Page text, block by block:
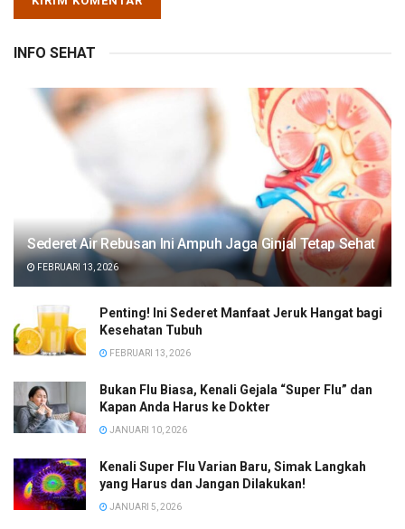
INFO SEHAT
Sederet Air Rebusan Ini Ampuh Jaga Ginjal Tetap Sehat
FEBRUARI 13, 2026
Penting! Ini Sederet Manfaat Jeruk Hangat bagi
Kesehatan Tubuh
FEBRUARI 13, 2026
Bukan Flu Biasa, Kenali Gejala “Super Flu” dan
Kapan Anda Harus ke Dokter
JANUARI 10, 2026
Kenali Super Flu Varian Baru, Simak Langkah
yang Harus dan Jangan Dilakukan!
JANUARI 5, 2026